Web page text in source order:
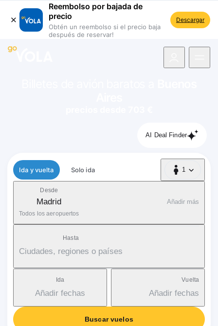
Reembolso por bajada de
precio
Obtén un reembolso si el precio baja
después de reservar!
Descargar
AI Deal Finder
Tipo de vuelo
Ida y vuelta Solo ida 1
1 Pasajero
Desde
Madrid
Todos los aeropuertos
Añadir más
Hasta
Ciudades, regiones o países
Ida
Añadir fechas
Vuelta
Añadir fechas
Buscar vuelos